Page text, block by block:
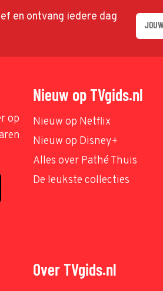
en ontvang iedere dag
op
Nieuw op TVgids.nl
Nieuw op Netflix
Nieuw op Disney+
Alles over Pathé Thuis
De leukste collecties
Over TVgids.nl